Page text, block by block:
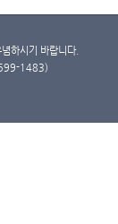
하시기 바랍니다.
1483)